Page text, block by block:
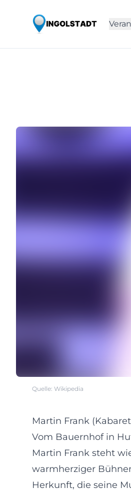
Quelle: Wikipedia
Martin Frank
Vom Bauernhof in
Martin Frank steht
warmherziger
Herkunft, die seine